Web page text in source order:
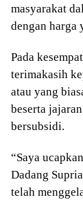
masyarakat
dengan harga
Pada
terimakasih
atau yang
beserta
bersubsidi.
“Saya
Dadang
telah